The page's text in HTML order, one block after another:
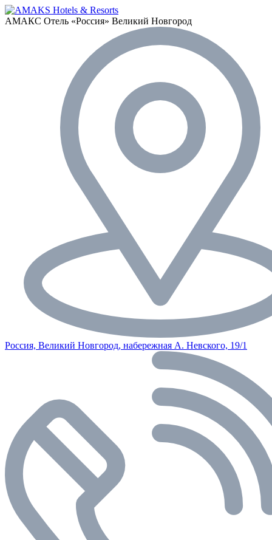
АМАКС Отель «‎Россия» Великий Новгород
Россия, Великий Новгород, набережная А. Невского, 19/1